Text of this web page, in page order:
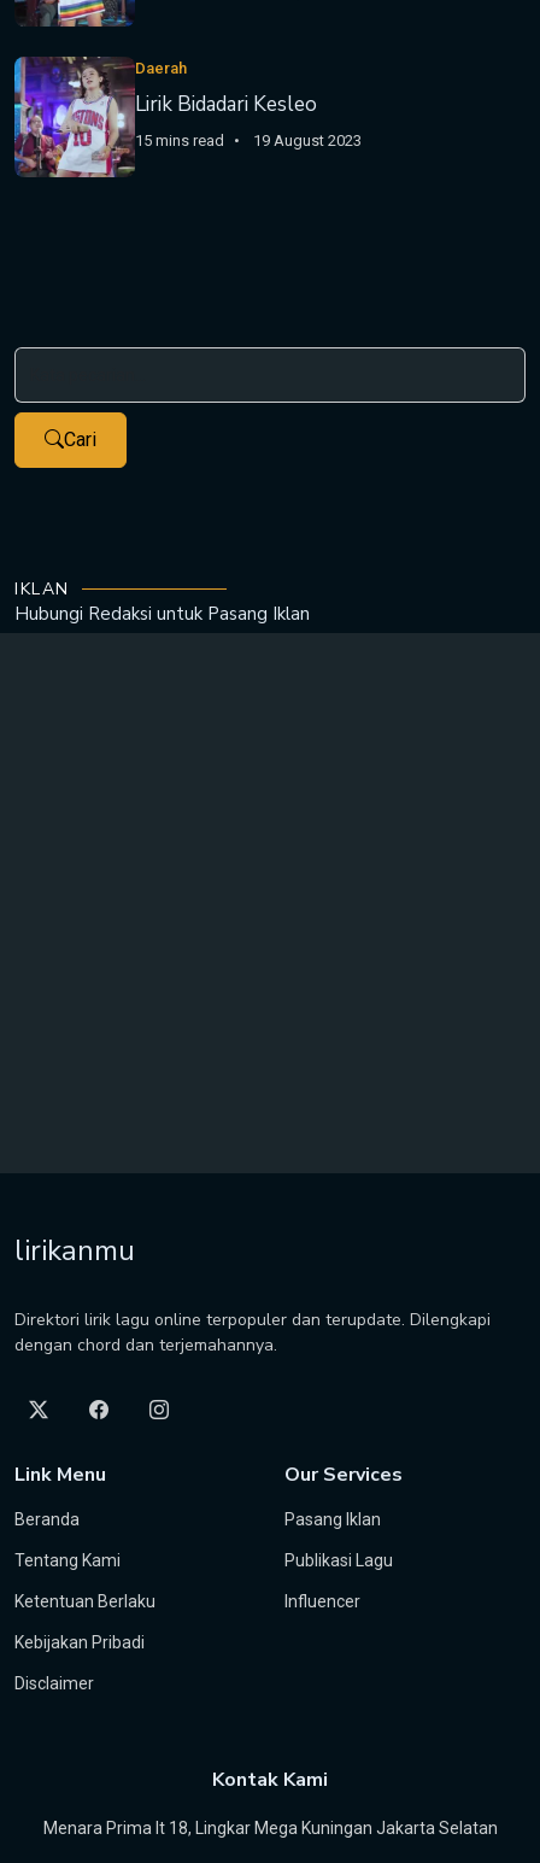
Daerah
Lirik Bidadari Kesleo
15 mins read 19 August 2023
Cari
IKLAN
Hubungi Redaksi untuk Pasang Iklan
lirikanmu
Direktori lirik lagu online terpopuler dan terupdate. Dilengkapi
dengan chord dan terjemahannya.
Link Menu
Beranda
Tentang Kami
Ketentuan Berlaku
Kebijakan Pribadi
Disclaimer
Our Services
Pasang Iklan
Publikasi Lagu
Influencer
Kontak Kami
Menara Prima lt 18, Lingkar Mega Kuningan Jakarta Selatan